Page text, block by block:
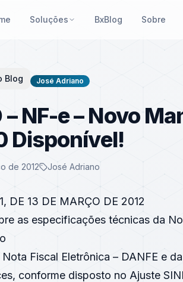
Soluções BxBlog Sobre
Blog José Adriano
– NF-e – Novo
Disponível!
de 2012 José Adriano
DE 13 DE MARÇO DE 2012
as especificações técnicas da
Fiscal Eletrônica – DANFE e
conforme disposto no Ajuste